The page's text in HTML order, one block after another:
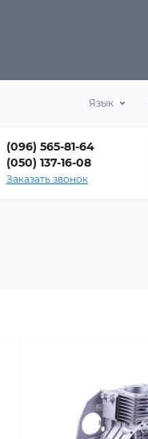
Язык
(096) 565-81-64
(050) 137-16-08
Заказать звонок